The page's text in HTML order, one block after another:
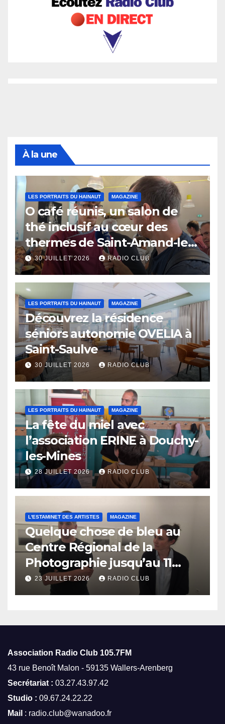
À la une
LES PORTRAITS DU HAINAUT MAGAZINE
O café réunis, un salon de
thé inclusif au cœur des
thermes de Saint-Amand-les-
Eaux
30 JUILLET 2026 RADIO CLUB
LES PORTRAITS DU HAINAUT MAGAZINE
Découvrez la résidence
séniors autonomie OVELIA à
Saint-Saulve
30 JUILLET 2026 RADIO CLUB
LES PORTRAITS DU HAINAUT MAGAZINE
La fête du miel avec
l’association ERINE à Douchy-
les-Mines
28 JUILLET 2026 RADIO CLUB
L'ESTAMINET DES ARTISTES MAGAZINE
Quelque chose de bleu au
Centre Régional de la
Photographie jusqu’au 11
octobre
23 JUILLET 2026 RADIO CLUB
Association Radio Club 105.7FM
43 rue Benoît Malon - 59135 Wallers-Arenberg
Secrétariat : 03.27.43.97.42
Studio : 09.67.24.22.22
Mail : radio.club@wanadoo.fr